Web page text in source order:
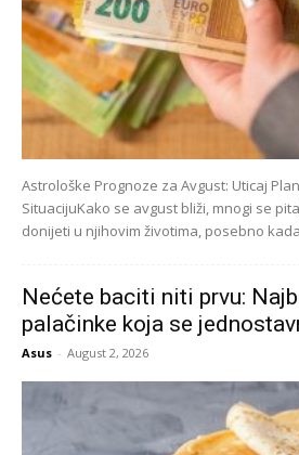
Astrološke Prognoze za Avgust: Uticaj
SituacijuKako se avgust bliži, mnogi se
donijeti u njihovim životima, posebno
Nećete baciti niti prvu:
palačinke koja se
Asus - August 2, 2026